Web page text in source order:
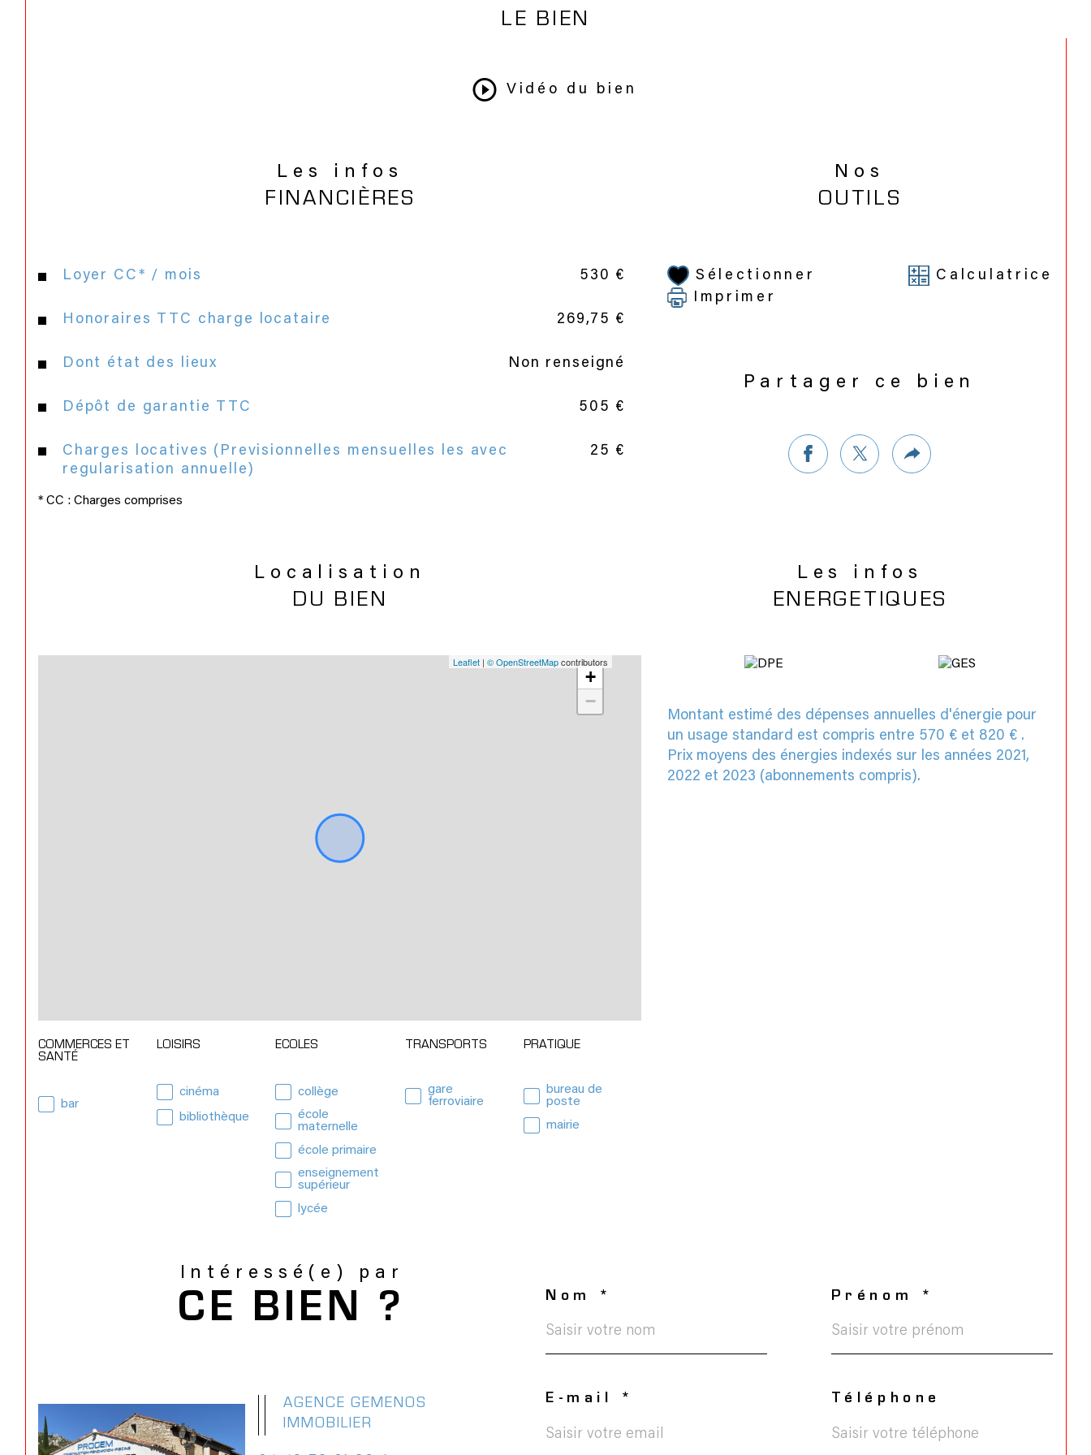
LE BIEN
Vidéo du bien
Les infos
FINANCIÈRES
Loyer CC* / mois 530 €
Honoraires TTC charge locataire 269,75 €
Dont état des lieux Non renseigné
Dépôt de garantie TTC 505 €
Charges locatives (Previsionnelles mensuelles les avec
regularisation annuelle)
25 €
Nos
OUTILS
Sélectionner
Calculatrice
Imprimer
Partager ce bien
* CC : Charges comprises
Localisation
DU BIEN
+
−
Leaflet |© OpenStreetMapcontributors
COMMERCES ET
SANTÉ
bar
LOISIRS
cinéma
bibliothèque
ECOLES
collège
école
maternelle
école primaire
enseignement
supérieur
lycée
TRANSPORTS
gare
ferroviaire
PRATIQUE
bureau de
poste
mairie
Les infos
ENERGETIQUES
Montant estimé des dépenses annuelles d'énergie pour
un usage standard est compris entre 570 € et 820 € .
Prix moyens des énergies indexés sur les années 2021,
2022 et 2023 (abonnements compris).
Intéressé(e) par
CE BIEN ?
AGENCE GEMENOS
IMMOBILIER
Nom * Prénom *
E-mail * Téléphone